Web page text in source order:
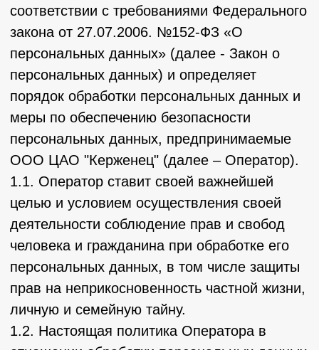
персональных данных) и определяет
меры по обеспечению безопасности
персональных данных, предпринимаемые
ООО ЦАО "Керженец" (далее – Оператор).
1.1. Оператор ставит своей важнейшей
целью и условием осуществления своей
деятельности соблюдение прав и свобод
персональных данных, в том числе защиты
прав на неприкосновенность частной жизни,
личную и семейную тайну.
1.2. Настоящая политика Оператора в
отношении обработки персональных данных
(далее – Политика) применяется ко всей
получить о посетителях веб-сайта
https://kergenez.tilda.ws/.
2. Основные понятия, используемые в
Политике
2.1. Автоматизированная обработка
персональных данных – обработка
персональных данных с помощью средств